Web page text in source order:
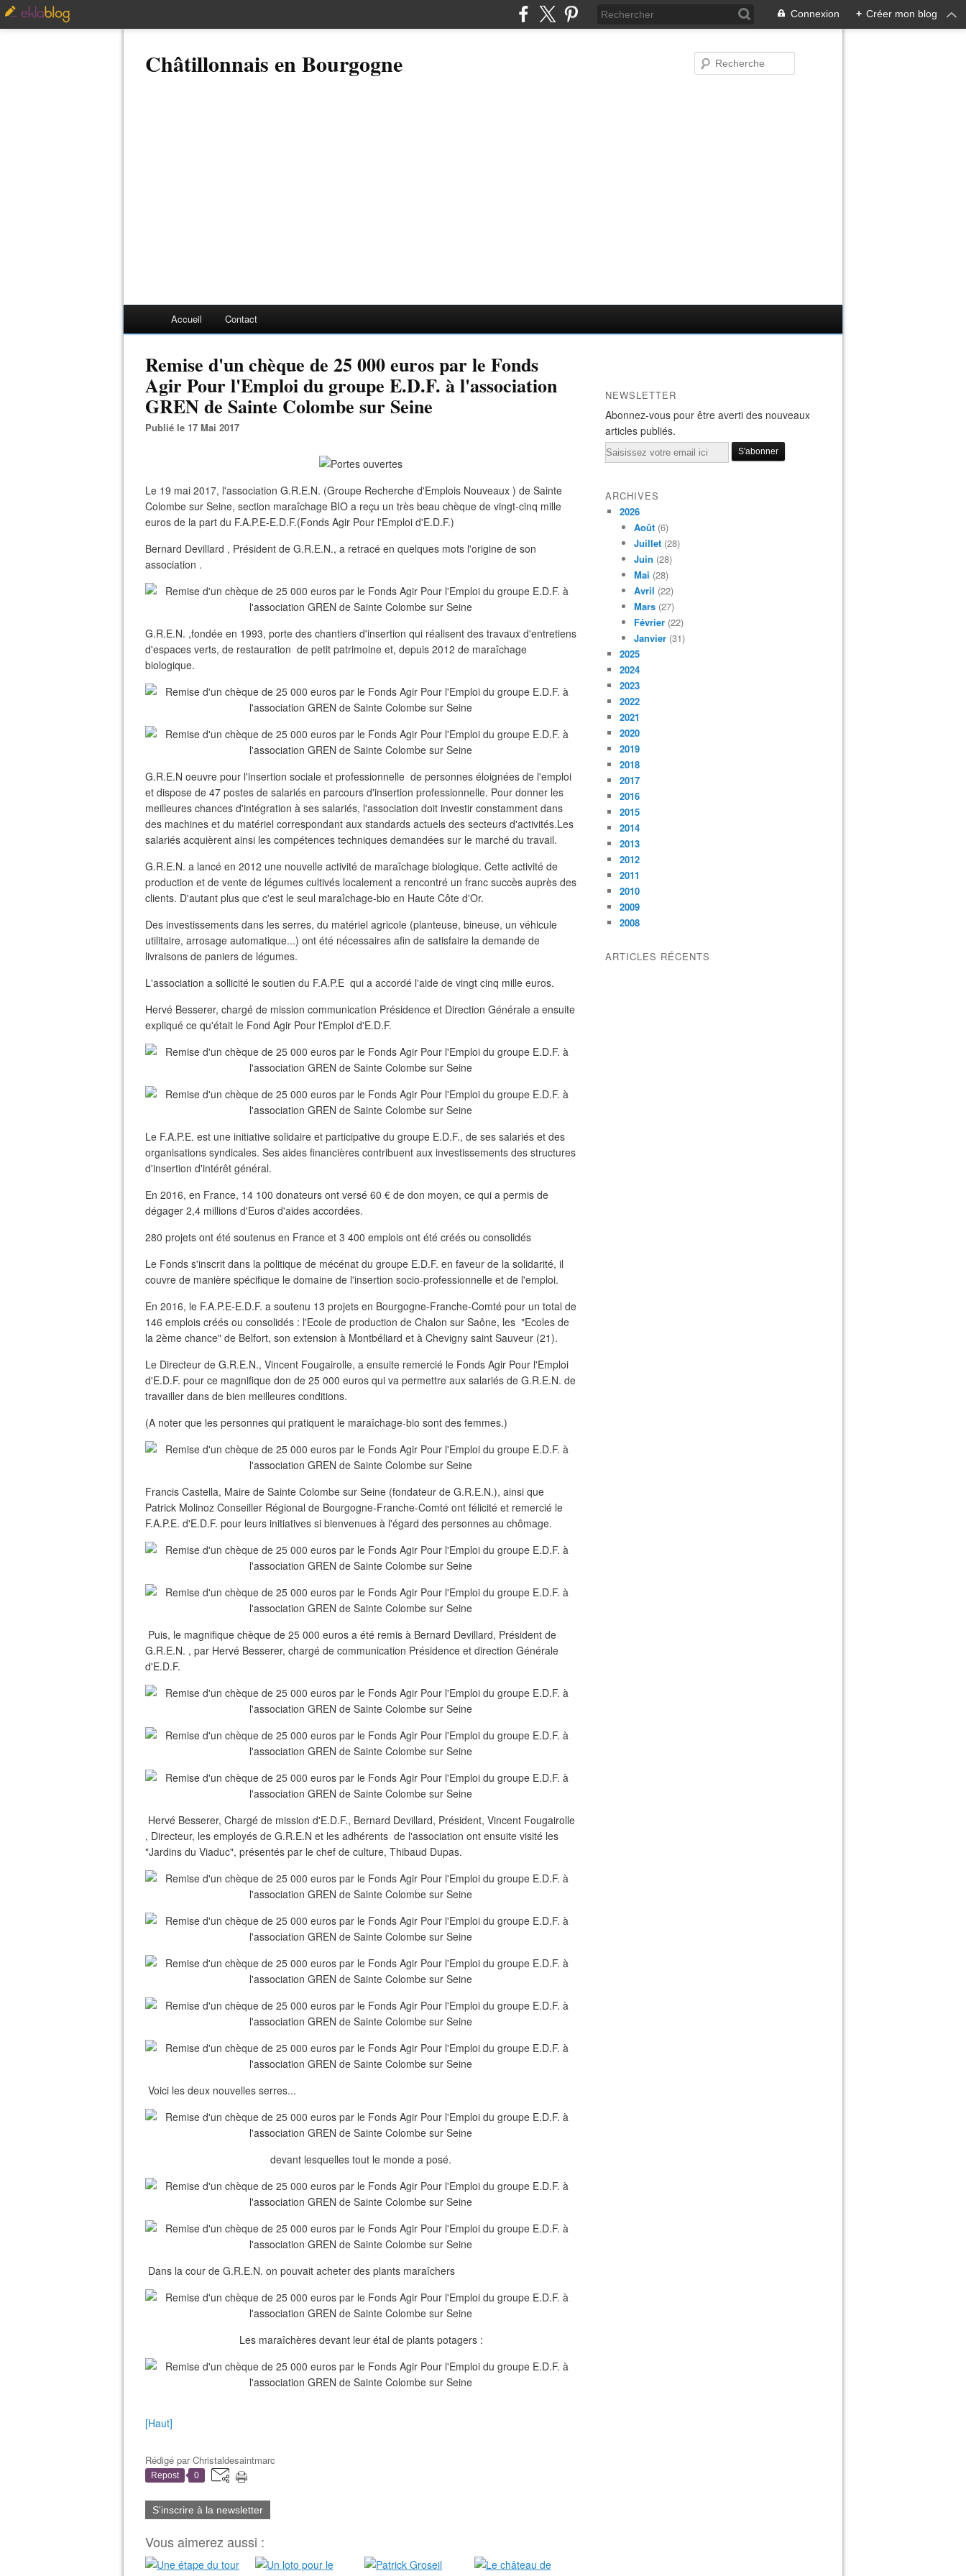
Connexion + Créer mon blog
Châtillonnais en Bourgogne
Accueil Contact
Remise d'un chèque de 25 000 euros par le Fonds
Agir Pour l'Emploi du groupe E.D.F. à l'association
GREN de Sainte Colombe sur Seine
Publié le 17 Mai 2017
Le 19 mai 2017, l'association G.R.E.N. (Groupe Recherche d'Emplois Nouveaux ) de Sainte
Colombe sur Seine, section maraîchage BIO a reçu un très beau chèque de vingt-cinq mille
euros de la part du F.A.P.E-E.D.F.(Fonds Agir Pour l'Emploi d'E.D.F.)
Bernard Devillard , Président de G.R.E.N., a retracé en quelques mots l'origine de son
association .
G.R.E.N. ,fondée en 1993, porte des chantiers d'insertion qui réalisent des travaux d'entretiens
d'espaces verts, de restauration de petit patrimoine et, depuis 2012 de maraîchage
biologique.
G.R.E.N oeuvre pour l'insertion sociale et professionnelle de personnes éloignées de l'emploi
et dispose de 47 postes de salariés en parcours d'insertion professionnelle. Pour donner les
meilleures chances d'intégration à ses salariés, l'association doit investir constamment dans
des machines et du matériel correspondant aux standards actuels des secteurs d'activités.Les
salariés acquièrent ainsi les compétences techniques demandées sur le marché du travail.
G.R.E.N. a lancé en 2012 une nouvelle activité de maraîchage biologique. Cette activité de
production et de vente de légumes cultivés localement a rencontré un franc succès auprès des
clients. D'autant plus que c'est le seul maraîchage-bio en Haute Côte d'Or.
Des investissements dans les serres, du matériel agricole (planteuse, bineuse, un véhicule
utilitaire, arrosage automatique...) ont été nécessaires afin de satisfaire la demande de
livraisons de paniers de légumes.
L'association a sollicité le soutien du F.A.P.E qui a accordé l'aide de vingt cinq mille euros.
Hervé Besserer, chargé de mission communication Présidence et Direction Générale a ensuite
expliqué ce qu'était le Fond Agir Pour l'Emploi d'E.D.F.
Le F.A.P.E. est une initiative solidaire et participative du groupe E.D.F., de ses salariés et des
organisations syndicales. Ses aides financières contribuent aux investissements des structures
d'insertion d'intérêt général.
En 2016, en France, 14 100 donateurs ont versé 60 € de don moyen, ce qui a permis de
dégager 2,4 millions d'Euros d'aides accordées.
280 projets ont été soutenus en France et 3 400 emplois ont été créés ou consolidés
Le Fonds s'inscrit dans la politique de mécénat du groupe E.D.F. en faveur de la solidarité, il
couvre de manière spécifique le domaine de l'insertion socio-professionnelle et de l'emploi.
En 2016, le F.A.P.E-E.D.F. a soutenu 13 projets en Bourgogne-Franche-Comté pour un total de
146 emplois créés ou consolidés : l'Ecole de production de Chalon sur Saône, les "Ecoles de
la 2ème chance" de Belfort, son extension à Montbéliard et à Chevigny saint Sauveur (21).
Le Directeur de G.R.E.N., Vincent Fougairolle, a ensuite remercié le Fonds Agir Pour l'Emploi
d'E.D.F. pour ce magnifique don de 25 000 euros qui va permettre aux salariés de G.R.E.N. de
travailler dans de bien meilleures conditions.
(A noter que les personnes qui pratiquent le maraîchage-bio sont des femmes.)
Francis Castella, Maire de Sainte Colombe sur Seine (fondateur de G.R.E.N.), ainsi que
Patrick Molinoz Conseiller Régional de Bourgogne-Franche-Comté ont félicité et remercié le
F.A.P.E. d'E.D.F. pour leurs initiatives si bienvenues à l'égard des personnes au chômage.
Puis, le magnifique chèque de 25 000 euros a été remis à Bernard Devillard, Président de
G.R.E.N. , par Hervé Besserer, chargé de communication Présidence et direction Générale
d'E.D.F.
Hervé Besserer, Chargé de mission d'E.D.F., Bernard Devillard, Président, Vincent Fougairolle
, Directeur, les employés de G.R.E.N et les adhérents de l'association ont ensuite visité les
"Jardins du Viaduc", présentés par le chef de culture, Thibaud Dupas.
Voici les deux nouvelles serres...
devant lesquelles tout le monde a posé.
Dans la cour de G.R.E.N. on pouvait acheter des plants maraîchers
Les maraîchères devant leur étal de plants potagers :
[Haut]
Rédigé parChristaldesaintmarc
Repost 0
S'inscrire à la newsletter
Vous aimerez aussi :
NEWSLETTER
Abonnez-vous pour être averti des nouveaux
articles publiés.
Email
ARCHIVES
2026
Août (6)
Juillet (28)
Juin (28)
Mai (28)
Avril (22)
Mars (27)
Février (22)
Janvier (31)
2025
2024
2023
2022
2021
2020
2019
2018
2017
2016
2015
2014
2013
2012
2011
2010
2009
2008
ARTICLES RÉCENTS